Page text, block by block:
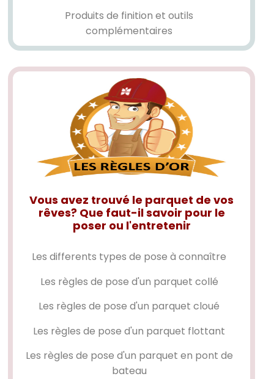
Produits de finition et outils
complémentaires
Vous avez trouvé le parquet de vos
rêves? Que faut-il savoir pour le
poser ou l'entretenir
Les differents types de pose à connaître
Les règles de pose d'un parquet collé
Les règles de pose d'un parquet cloué
Les règles de pose d'un parquet flottant
Les règles de pose d'un parquet en pont de
bateau